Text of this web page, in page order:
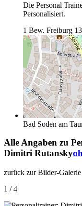
Die Personal
Personalisiert.
1 Bew. Freiburg
Bad Soden am
Alle Angaben zu
Dimitri Rutansky
zurück zur Bilder-Galerie
1 / 4